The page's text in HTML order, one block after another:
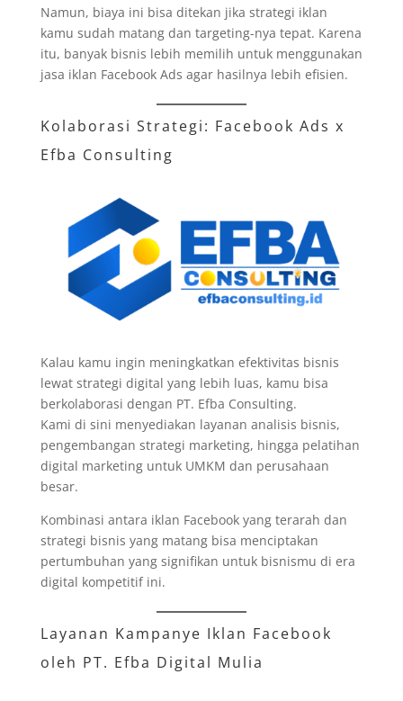
Namun, biaya ini bisa ditekan jika strategi iklan
kamu sudah matang dan targeting-nya tepat. Karena
itu, banyak bisnis lebih memilih untuk menggunakan
jasa iklan Facebook Ads agar hasilnya lebih efisien.
Kolaborasi Strategi: Facebook Ads x
Efba Consulting
Kalau kamu ingin meningkatkan efektivitas bisnis
lewat strategi digital yang lebih luas, kamu bisa
berkolaborasi dengan PT. Efba Consulting.
Kami di sini menyediakan layanan analisis bisnis,
pengembangan strategi marketing, hingga pelatihan
digital marketing untuk UMKM dan perusahaan
besar.
Kombinasi antara iklan Facebook yang terarah dan
strategi bisnis yang matang bisa menciptakan
pertumbuhan yang signifikan untuk bisnismu di era
digital kompetitif ini.
Layanan Kampanye Iklan Facebook
oleh PT. Efba Digital Mulia